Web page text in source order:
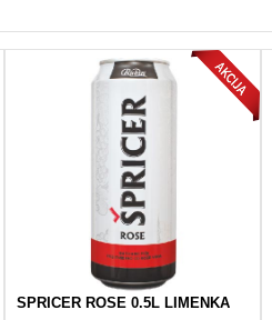
SPRICER ROSE 0.5L LIMENKA